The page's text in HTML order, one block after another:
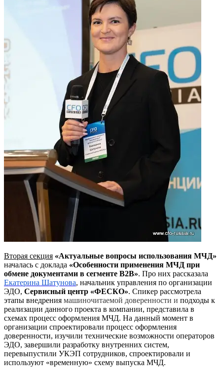
Вторая секция «Актуальные вопросы использования МЧД»
началась с доклада «Особенности применения МЧД при
обмене документами в сегменте B2B». Про них рассказала
Екатерина Шатунова, начальник управления по организации
ЭДО, Сервисный центр «ФЕСКО». Спикер рассмотрела
этапы внедрения машиночитаемой доверенности и подходы к
реализации данного проекта в компании, представила в
схемах процесс оформления МЧД. На данный момент в
организации спроектировали процесс оформления
доверенности, изучили технические возможности операторов
ЭДО, завершили разработку внутренних систем,
перевыпустили УКЭП сотрудников, спроектировали и
используют «временную» схему выпуска МЧД.